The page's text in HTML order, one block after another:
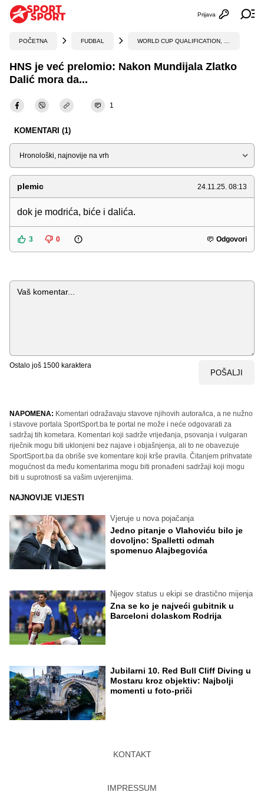
Otvori
Prijava
POČETNA FUDBAL
HNS je već prelomio: Nakon Mundijala Zlatko
Dalić mora da...
1
KOMENTARI (1)
Sortiraj
plemic 24.11.25. 08:13
dok je modrića, biće i dalića.
3 0 Odgovori
Komentar
Ostalo još 1500 karaktera
POŠALJI
NAPOMENA: Komentari odražavaju stavove njihovih autora/ica, a ne nužno
i stavove portala SportSport.ba te portal ne može i neće odgovarati za
sadržaj tih kometara. Komentari koji sadrže vrijeđanja, psovanja i vulgaran
riječnik mogu biti uklonjeni bez najave i objašnjenja, ali to ne obavezuje
SportSport.ba da obriše sve komentare koji krše pravila. Čitanjem prihvatate
mogućnost da među komentarima mogu biti pronađeni sadržaji koji mogu
biti u suprotnosti sa vašim uvjerenjima.
NAJNOVIJE VIJESTI
Vjeruje u nova pojačanja
Jedno pitanje o Vlahoviću bilo je
dovoljno: Spalletti odmah
spomenuo Alajbegovića
Njegov status u ekipi se drastično mijenja
Zna se ko je najveći gubitnik u
Barceloni dolaskom Rodrija
Jubilarni 10. Red Bull Cliff Diving u
Mostaru kroz objektiv: Najbolji
momenti u foto-priči
KONTAKT
IMPRESSUM